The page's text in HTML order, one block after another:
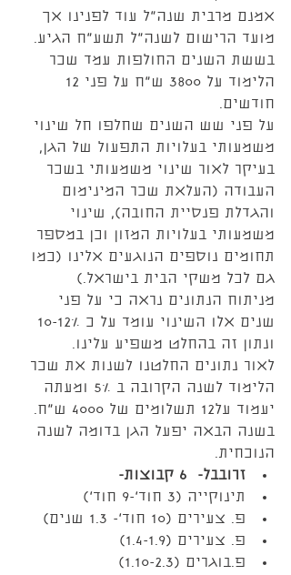
אמנם מרבית שנה"ל עוד לפנינו אך
מועד הרישום לשנה"ל תשע"ח הגיע.
בששת השנים החולפות עמד שכר
חודשים.
על פני שש השנים שחלפו חל שינוי
משמעותי בעלויות התפעול של הגן,
בעיקר לאור שינוי משמעותי בשכר
העבודה (העלאת שכר המינימום
והגדלת פנסיית החובה), שינוי
משמעותי בעלויות המזון וכן במספר
תחומים נוספים הנוגעים אלינו (כמו
גם לכל משקי הבית בישראל.)
מניתוח הנתונים נראה כי על פני
ונתון זה בהחלט משפיע עלינו.
לאור נתונים החלטנו לשנות את שכר
הלימוד לשנה הקרובה ב 5% ומעתה
יעמוד על12 תשלומים של 4000 ש"ח.
בשנה הבאה יפעל הגן בדומה לשנה
הנוכחית.
זרובבל-  6 קבוצות-
תינוקייה (3 חוד'-9 חוד')
פ. צעירים (10 חוד'- 1.3 שנים)
פ. צעירים (1.4-1.9)
פ.בוגרים (1.10-2.3)